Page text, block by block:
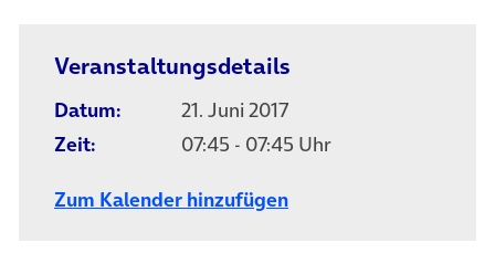
Veranstaltungsdetails
Datum:
21. Juni 2017
Zeit:
07:45 - 07:45 Uhr
Zum Kalender hinzufügen